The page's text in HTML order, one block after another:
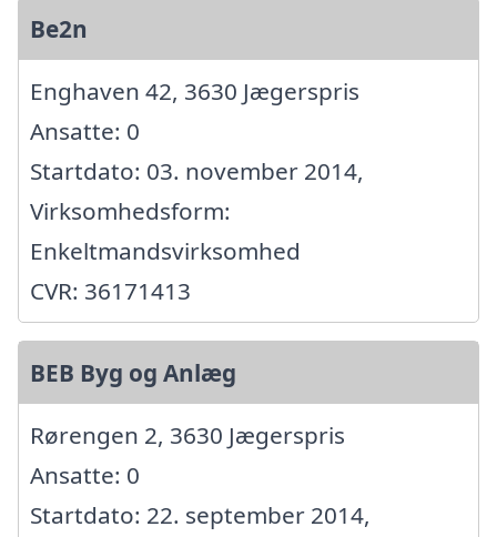
Be2n
Enghaven 42, 3630 Jægerspris
Ansatte: 0
Startdato: 03. november 2014,
Virksomhedsform:
Enkeltmandsvirksomhed
CVR: 36171413
BEB Byg og Anlæg
Rørengen 2, 3630 Jægerspris
Ansatte: 0
Startdato: 22. september 2014,